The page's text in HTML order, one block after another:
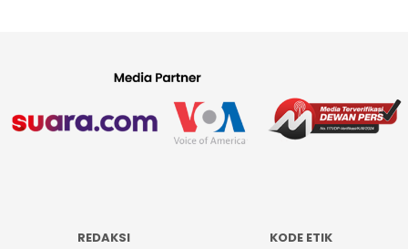
REDAKSI KODE ETIK